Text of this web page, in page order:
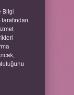
Bilgi